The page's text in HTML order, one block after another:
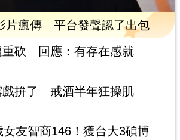
片瘋傳 平台發聲認了出包
重砍 回應：有存在感就
戲拚了 戒酒半年狂操肌
友智商146！獲台大3碩博